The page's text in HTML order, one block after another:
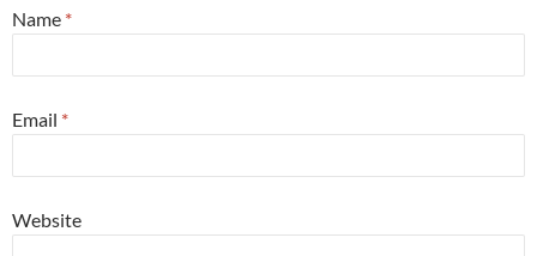
Name *
Email *
Website